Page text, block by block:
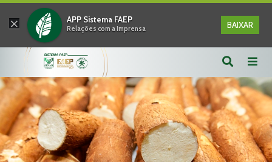
× APP Sistema FAEP
Relações com a Imprensa BAIXAR